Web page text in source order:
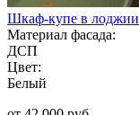
Шкаф-купе в лоджии
Материал фасада:
ДСП
Цвет:
Белый